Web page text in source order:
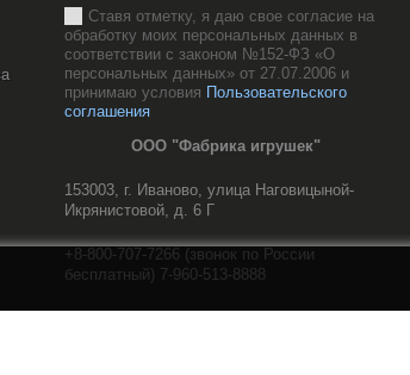
Ставя отметку, я даю свое согласие на
обработку моих персональных данных в
соответствии с законом №152-ФЗ «О
персональных данных» от 27.07.2006 и
принимаю условия Пользовательского
соглашения
ООО "Фабрика игрушек"
153003, г. Иваново, улица Наговицыной-
Икрянистовой, д. 6 Г
+8-800-707-7266 (звонок по России
бесплатный) 7-960-513-8888